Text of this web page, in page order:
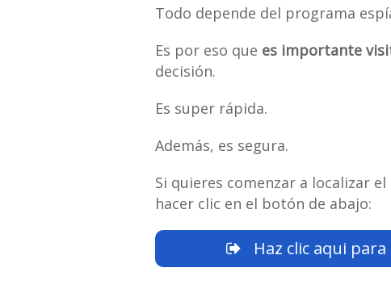
Todo depende del programa
Es por eso que es importante
decisión.
Es super rápida.
Además, es segura.
Si quieres comenzar a localizar
hacer clic en el botón de abajo:
Haz clic aqui